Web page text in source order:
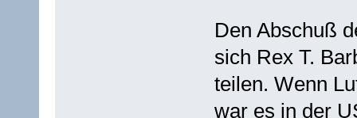
Den Abschuß
sich Rex T.
teilen. Wenn
war es in der